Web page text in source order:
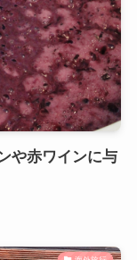
や赤ワインに与